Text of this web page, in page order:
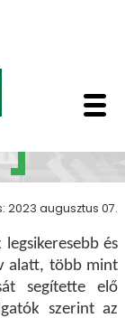
-
2023 augusztus 07.
és
alatt, több mint
segítette elő
szerint az